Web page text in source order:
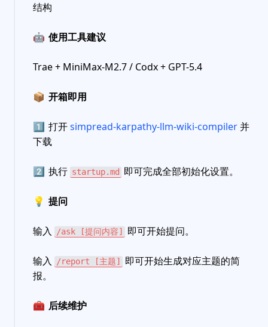
结构
🤖 使用工具建议
Trae + MiniMax-M2.7 / Codx + GPT-5.4
📦 开箱即用
1️⃣ 打开simpread-karpathy-llm-wiki-compiler并
下载
2️⃣ 执行 startup.md 即可完成全部初始化设置。
💡 提问
输入 /ask [提问内容] 即可开始提问。
输入 /report [主题]
即可开始生成对应主题的简
报。
🧰 后续维护